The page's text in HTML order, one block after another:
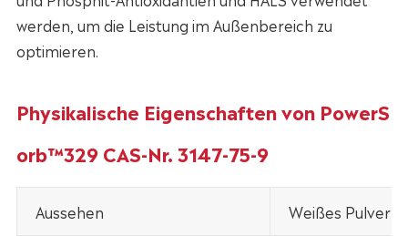
werden, um die Leistung im Außenbereich zu
optimieren.
Physikalische Eigenschaften von PowerS
orb™329 CAS-Nr. 3147-75-9
Aussehen Weißes Pulver